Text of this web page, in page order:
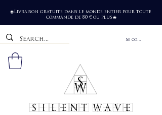
🌐 Livraison gratuite dans le monde entier pour toute
commande de 80 € ou plus 🌐
Se connecter
SILENT WAVE